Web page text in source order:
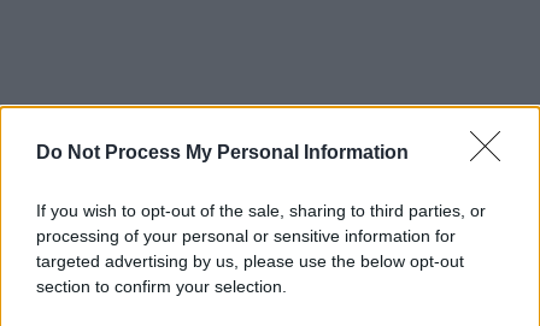
Do Not Process My Personal Information
If you wish to opt-out of the sale, sharing to third parties, or
processing of your personal or sensitive information for
targeted advertising by us, please use the below opt-out
section to confirm your selection.